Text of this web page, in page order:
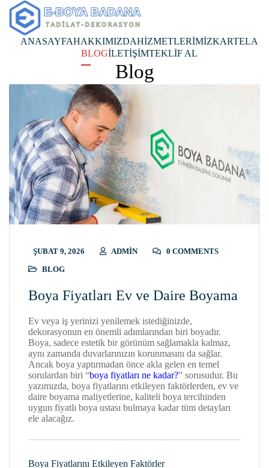
ANASAYFAHAKKIMIZDAHİZMETLERİMİZKARTELA
BLOGİLETİŞİMTEKLİF AL
Blog
ŞUBAT 9, 2026 ADMIN
0 COMMENTS
BLOG
Boya Fiyatları Ev ve Daire Boyama
Ev veya iş yerinizi yenilemek istediğinizde,
dekorasyonun en önemli adımlarından biri boyadır.
Boya, sadece estetik bir görünüm sağlamakla kalmaz,
aynı zamanda duvarlarınızın korunmasını da sağlar.
Ancak boya yaptırmadan önce akla gelen en temel
sorulardan biri “boya fiyatları ne kadar?” sorusudur. Bu
yazımızda, boya fiyatlarını etkileyen faktörlerden, ev ve
daire boyama maliyetlerine, kaliteli boya tercihinden
uygun fiyatlı boya ustası bulmaya kadar tüm detayları
ele alacağız.
Boya Fiyatlarını Etkileyen Faktörler